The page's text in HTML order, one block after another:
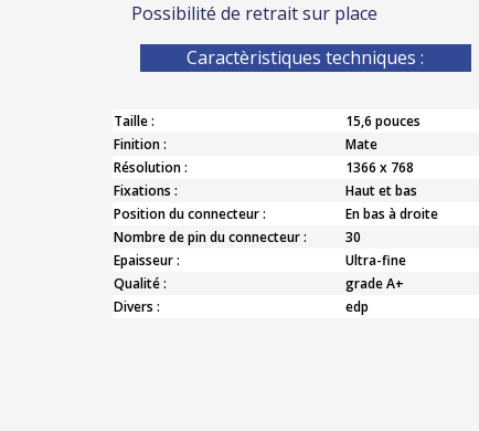
Possibilité de retrait sur place
Caractèristiques techniques :
Taille :
15,6 pouces
Finition :
Mate
Résolution :
1366 x 768
Fixations :
Haut et bas
Position du connecteur :
En bas à droite
Nombre de pin du connecteur :
30
Epaisseur :
Ultra-fine
Qualité :
grade A+
Divers :
edp